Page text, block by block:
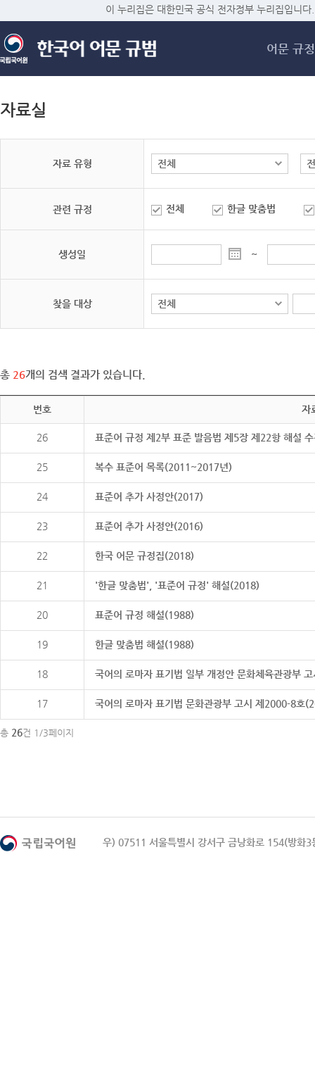
메
이 누리집은 대한민국 공식 전자정부 누리집입니다.
어문 규정
자료실
자료 유형
관련 규정 전체 한글 맞춤법
생성일 ~
찾을 대상
총 26개의 검색 결과가 있습니다.
번호 자
26 표준어 규정 제2부 표준 발음법 제5장 제22항 해설
25 복수 표준어 목록(2011~2017년)
24 표준어 추가 사정안(2017)
23 표준어 추가 사정안(2016)
22 한국 어문 규정집(2018)
21 '한글 맞춤법', '표준어 규정' 해설(2018)
20 표준어 규정 해설(1988)
19 한글 맞춤법 해설(1988)
18 국어의 로마자 표기법 일부 개정안 문화체육관광부
17 국어의 로마자 표기법 문화관광부 고시 제2000-8호
총 26건 1/3페이지
우) 07511 서울특별시 강서구 금낭화로 154(방화3